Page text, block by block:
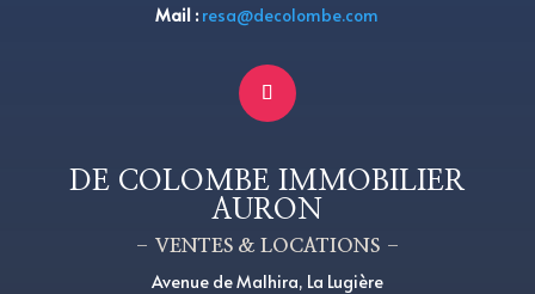
Mail : resa@decolombe.com
DE COLOMBE IMMOBILIER
AURON
– VENTES & LOCATIONS –
Avenue de Malhira, La Lugière